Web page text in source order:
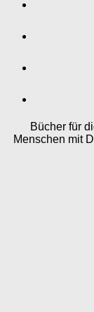
Bücher für
Menschen mit